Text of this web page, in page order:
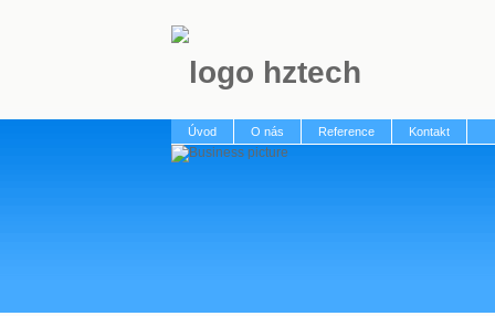
Úvod O nás Reference Kontakt